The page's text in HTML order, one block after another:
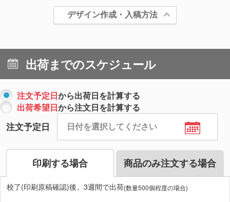
デザイン作成・入稿方法
出荷までのスケジュール
注文予定日から出荷日を計算する
出荷希望日から注文日を計算する
注文予定日
印刷する場合 商品のみ注文する場合
校了(印刷原稿確認)後、3週間で出荷(数量500個程度の場合)